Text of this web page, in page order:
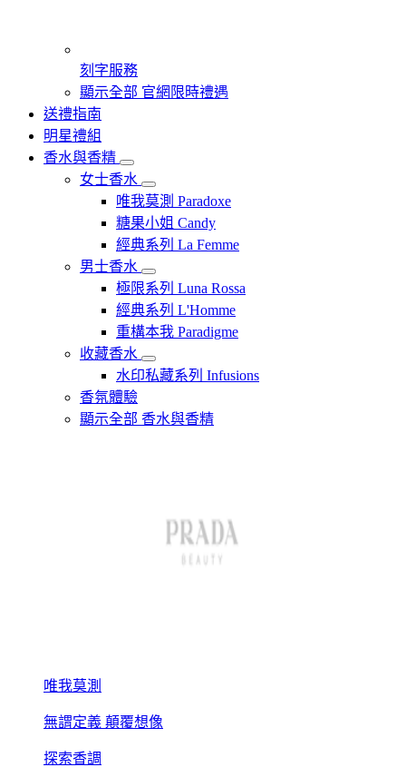
刻字服務
顯示全部 官網限時禮遇
送禮指南
明星禮組
香水與香精
女士香水
唯我莫測 Paradoxe
糖果小姐 Candy
經典系列 La Femme
男士香水
極限系列 Luna Rossa
經典系列 L'Homme
重構本我 Paradigme
收藏香水
水印私藏系列 Infusions
香氛體驗
顯示全部 香水與香精
唯我莫測
無謂定義 顛覆想像
探索香調